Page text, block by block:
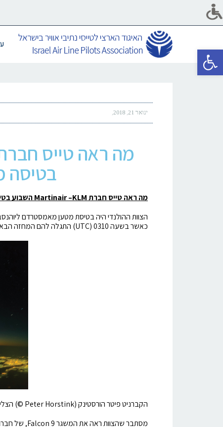
פתח סרגל נגישות
ינואר 21, 2018
בטיסה
מה ראה טייס חברתMartinair –KLMהשבוע
כאשר בשעה 0310 (UTC) התגלה להם המחזה הבא:
הקברניט פיטר הורסטינק (Peter Horstink ©) הצליח לצלם את האירוע.